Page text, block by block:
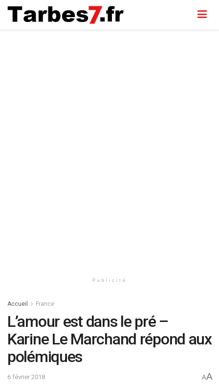
Publicité
Accueil France
L’amour est dans le pré –
Karine Le Marchand répond aux
polémiques
6 février 2018 AA